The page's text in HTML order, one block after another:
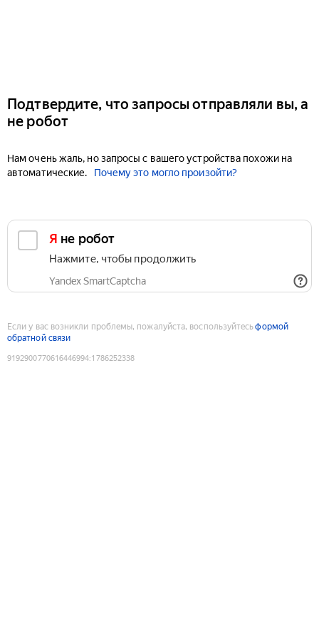
Подтвердите, что запросы отправляли вы, а
не робот
Нам очень жаль, но запросы с вашего устройства похожи на
автоматические.
Почему это могло произойти?
Я не робот
Нажмите, чтобы продолжить
Yandex SmartCaptcha
Если у вас возникли проблемы, пожалуйста, воспользуйтесьформой
обратной связи
9192900770616446994:1786252338